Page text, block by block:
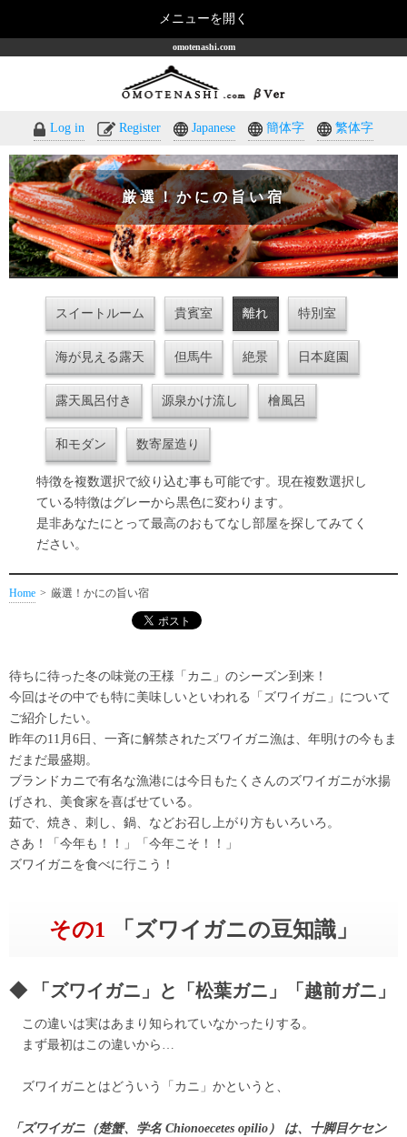
omotenashi.com
Log in Register Japanese 簡体字 繁体字
厳選！かにの旨い宿
スイートルーム 貴賓室 離れ 特別室
海が見える露天 但馬牛 絶景 日本庭園
露天風呂付き 源泉かけ流し 檜風呂
和モダン 数寄屋造り
特徴を複数選択で絞り込む事も可能です。現在複数選択し
ている特徴はグレーから黒色に変わります。
是非あなたにとって最高のおもてなし部屋を探してみてく
ださい。
Home 厳選！かにの旨い宿
待ちに待った冬の味覚の王様「カニ」のシーズン到来！
今回はその中でも特に美味しいといわれる「ズワイガニ」について
ご紹介したい。
昨年の11月6日、一斉に解禁されたズワイガニ漁は、年明けの今もま
だまだ最盛期。
ブランドカニで有名な漁港には今日もたくさんのズワイガニが水揚
げされ、美食家を喜ばせている。
茹で、焼き、刺し、鍋、などお召し上がり方もいろいろ。
さあ！「今年も！！」「今年こそ！！」
ズワイガニを食べに行こう！
その1 「ズワイガニの豆知識」
「ズワイガニ」と「松葉ガニ」「越前ガニ」
この違いは実はあまり知られていなかったりする。
まず最初はこの違いから…
ズワイガニとはどういう「カニ」かというと、
「ズワイガニ（楚蟹、学名 Chionoecetes opilio） は、十脚目ケセン
メニューを開く